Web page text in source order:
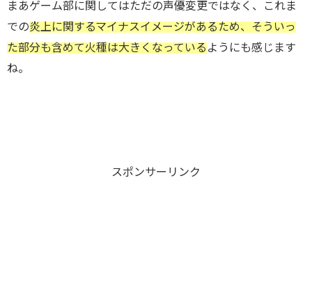
まあゲーム部に関してはただの声優変更ではなく、これま
での炎上に関するマイナスイメージがあるため、そういっ
た部分も含めて火種は大きくなっている ようにも感じます
ね。
スポンサーリンク